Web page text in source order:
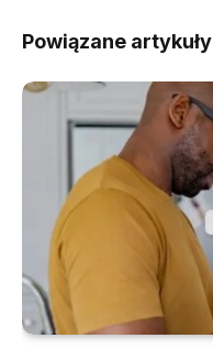
Powiązane artykuły